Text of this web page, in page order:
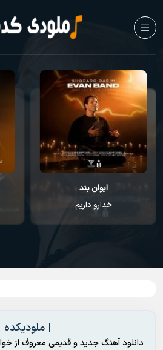
راغب
عطر تو
| ملودیکده
دانلود آهنگ جدید و قدیمی معروف از